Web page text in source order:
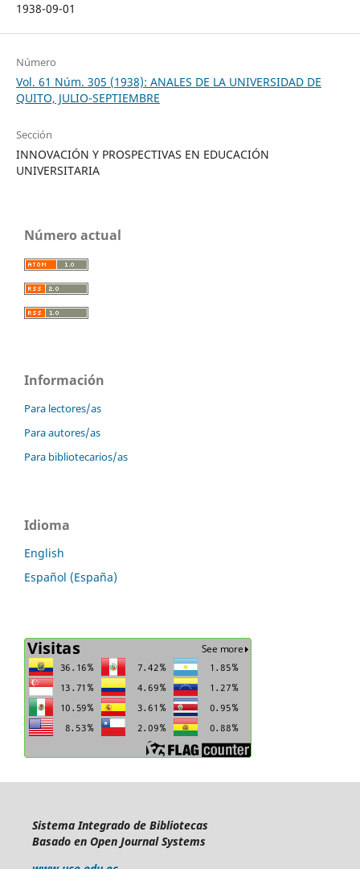
1938-09-01
Número
Vol. 61 Núm. 305 (1938): ANALES DE LA UNIVERSIDAD DE
QUITO, JULIO-SEPTIEMBRE
Sección
INNOVACIÓN Y PROSPECTIVAS EN EDUCACIÓN
UNIVERSITARIA
Número actual
Información
Para lectores/as
Para autores/as
Para bibliotecarios/as
Idioma
English
Español (España)
Sistema Integrado de Bibliotecas
Basado en Open Journal Systems